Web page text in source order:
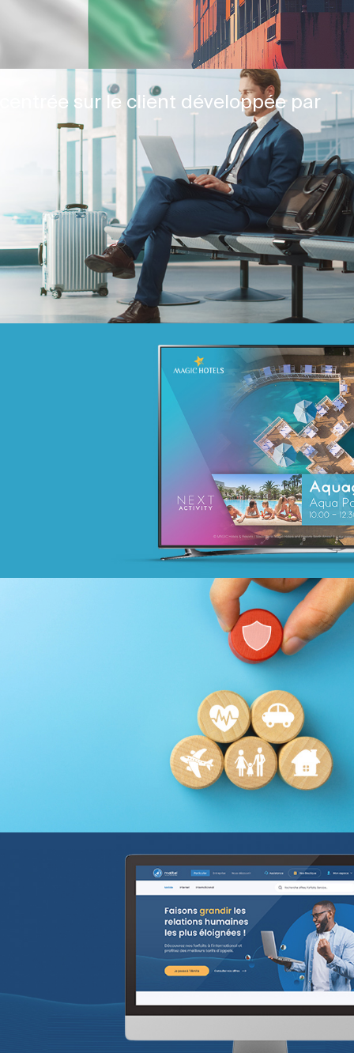
sur le client développée par